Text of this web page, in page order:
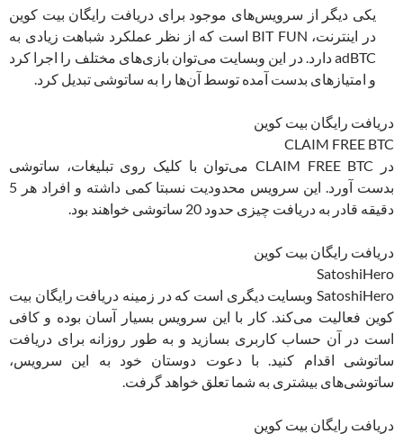
یکی دیگر از سرویس‌های موجود برای دریافت رایگان بیت کوین
در اینترنت، BIT FUN است که از نظر عملکرد شباهت زیادی به
adBTC دارد. در این وبسایت می‌توان بازی‌های مختلف را اجرا کرد
و امتیازهای بدست آمده توسط آن‌ها را به ساتوشی تبدیل کرد.
دریافت رایگان بیت کوین
CLAIM FREE BTC
در CLAIM FREE BTC می‌توان با کلیک روی تبلیغات، ساتوشی
بدست آورد. این سرویس محدودیت نسبتا کمی داشته و افراد هر 5
دقیقه قادر به دریافت چیزی حدود 20 ساتوشی خواهند بود.
دریافت رایگان بیت کوین
SatoshiHero
SatoshiHero وبسایت دیگری است که در زمینه دریافت رایگان بیت
کوین فعالیت می‌کند. کار با این سرویس بسیار آسان بوده و کافی
است در آن حساب کاربری بسازید و به طور روزانه برای دریافت
ساتوشی اقدام کنید. با دعوت دوستان خود به این سرویس،
ساتوشی‌های بیشتری به شما تعلق خواهد گرفت.
دریافت رایگان بیت کوین